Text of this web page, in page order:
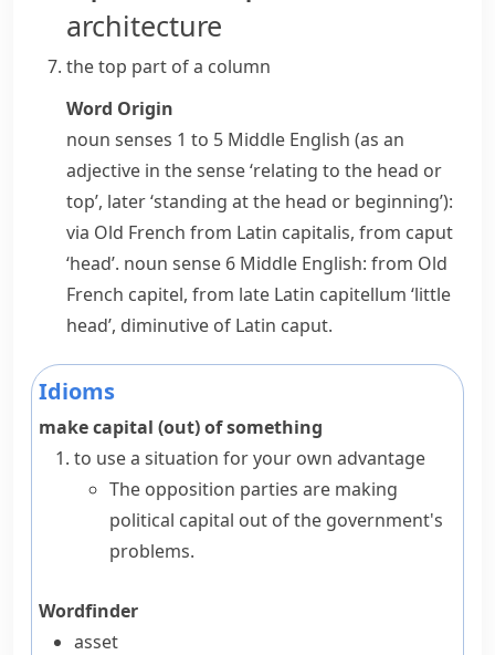
architecture
the top part of a column
Word Origin
noun senses 1 to 5 Middle English (as an
adjective in the sense ‘relating to the head or
top’, later ‘standing at the head or beginning’):
via Old French from Latin capitalis, from caput
‘head’. noun sense 6 Middle English: from Old
French capitel, from late Latin capitellum ‘little
head’, diminutive of Latin caput.
Idioms
make capital (out) of something
to use a situation for your own advantage
The opposition parties are making
political capital out of the government's
problems.
Wordfinder
asset